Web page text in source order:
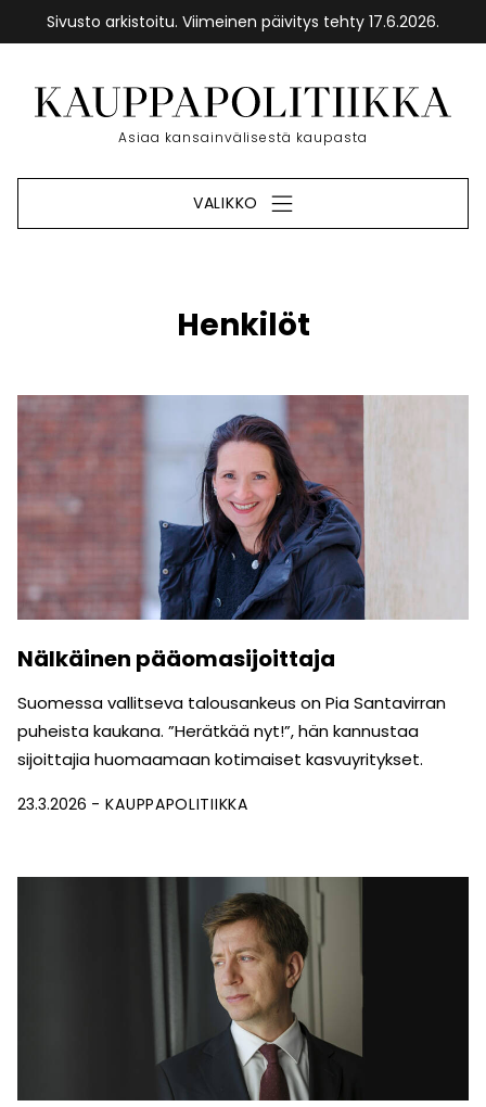
Sivusto arkistoitu. Viimeinen päivitys tehty 17.6.2026.
sisältöön
Etusivu
Asiaa kansainvälisestä kaupasta
VALIKKO
Henkilöt
Nälkäinen pääomasijoittaja
Suomessa vallitseva talousankeus on Pia Santavirran
puheista kaukana. ”Herätkää nyt!”, hän kannustaa
sijoittajia huomaamaan kotimaiset kasvuyritykset.
23.3.2026 KAUPPAPOLITIIKKA